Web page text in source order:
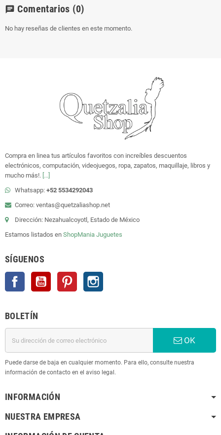
chat Comentarios (0)
No hay reseñas de clientes en este momento.
Compra en linea tus artículos favoritos con increíbles descuentos
electrónicos, computación, videojuegos, ropa, zapatos, maquillaje, libros y
mucho más!. [...]
Whatsapp: +52 5534292043
Correo: ventas@quetzaliashop.net
Dirección: Nezahualcoyotl, Estado de México
Estamos listados en ShopMania Juguetes
SÍGUENOS
Facebook YouTube Pinterest
BOLETÍN
OK
Puede darse de baja en cualquier momento. Para ello, consulte nuestra
información de contacto en el aviso legal.
INFORMACIÓN
NUESTRA EMPRESA